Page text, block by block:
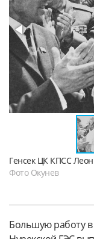
Генсек ЦК КПСС
Фото Окунев
Большую работу в